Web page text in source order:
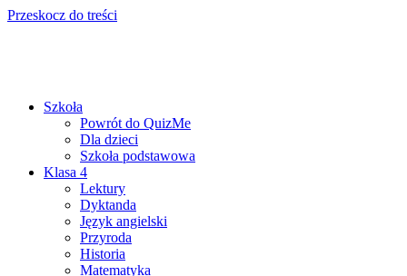
Przeskocz do treści
Szkoła
Powrót do QuizMe
Dla dzieci
Szkoła podstawowa
Klasa 4
Lektury
Dyktanda
Język angielski
Przyroda
Historia
Matematyka